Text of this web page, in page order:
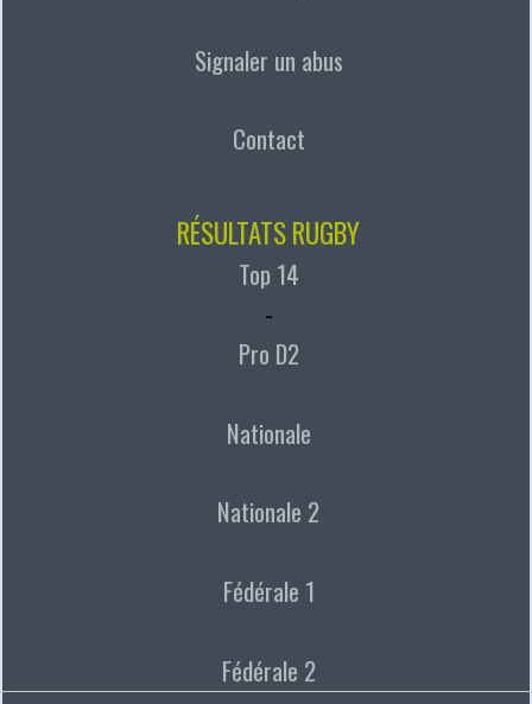
Signaler un abus
Contact
RÉSULTATS RUGBY
Top 14
-
Pro D2
Nationale
Nationale 2
Fédérale 1
Fédérale 2